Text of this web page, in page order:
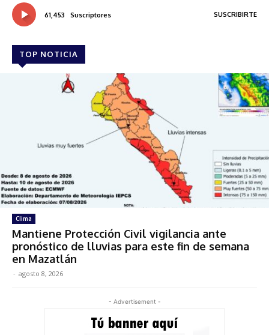
61,453 Suscriptores SUSCRIBIRTE
TOP NOTICIA
Clima
Mantiene Protección Civil vigilancia ante
pronóstico de lluvias para este fin de semana
en Mazatlán
- agosto 8, 2026
- Advertisement -